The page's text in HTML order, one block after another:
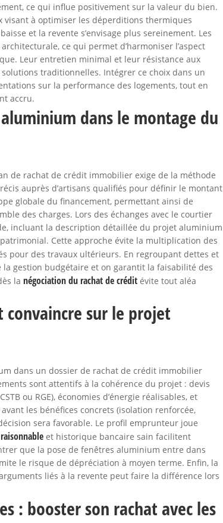
ce qui influe positivement sur la valeur du bien.
visant à optimiser les déperditions thermiques
et la revente s’envisage plus sereinement. Les
ce qui permet d’harmoniser l’aspect
Leur entretien minimal et leur résistance aux
traditionnelles. Intégrer ce choix dans un
sur la performance des logements, tout en
accru.
dans le montage du
de rachat de crédit immobilier exige de la méthode
auprès d’artisans qualifiés pour définir le montant
globale du financement, permettant ainsi de
des charges. Lors des échanges avec le courtier
incluant la description détaillée du projet aluminium
Cette approche évite la multiplication des
pour des travaux ultérieurs. En regroupant dettes et
gestion budgétaire et on garantit la faisabilité des
la négociation du rachat de crédit évite tout aléa
convaincre sur le projet
dans un dossier de rachat de crédit immobilier
sont attentifs à la cohérence du projet : devis
ou RGE), économies d’énergie réalisables, et
les bénéfices concrets (isolation renforcée,
sera favorable. Le profil emprunteur joue
et historique bancaire sain facilitent
que la pose de fenêtres aluminium entre dans
le risque de dépréciation à moyen terme. Enfin, la
liés à la revente peut faire la différence lors
: booster son rachat avec les